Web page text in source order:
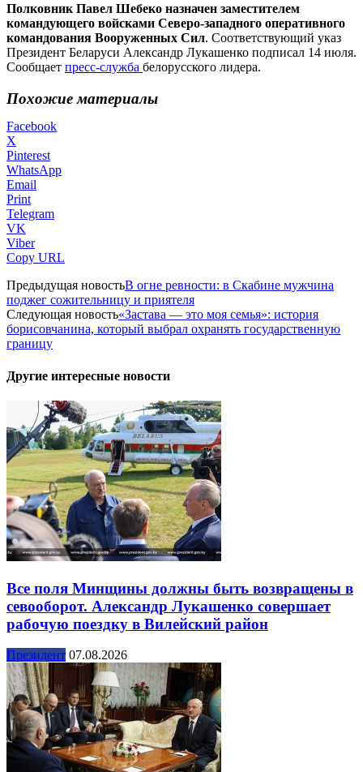
Полковник Павел Шебеко назначен заместителем
командующего войсками Северо-западного оперативного
командования Вооруженных Сил. Соответствующий указ
Президент Беларуси Александр Лукашенко подписал 14 июля.
Сообщает пресс-служба белорусского лидера.
Похожие материалы
Facebook
X
Pinterest
WhatsApp
Email
Print
Telegram
VK
Viber
Copy URL
Предыдущая новостьВ огне ревности: в Скабине мужчина
поджег сожительницу и приятеля
Следующая новость«Застава — это моя семья»: история
борисовчанина, который выбрал охранять государственную
границу
Другие интересные новости
Все поля Минщины должны быть возвращены в
севооборот. Александр Лукашенко совершает
рабочую поездку в Вилейский район
Президент 07.08.2026